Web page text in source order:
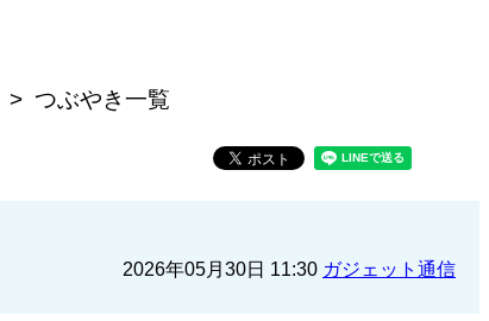
つぶやき一覧
2026年05月30日 11:30 ガジェット通信